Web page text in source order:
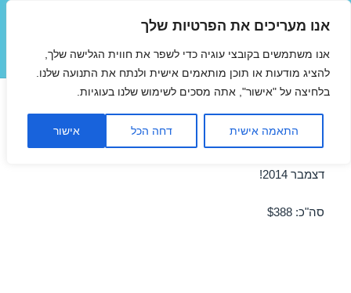
אנו מעריכים את הפרטיות שלך
אנו משתמשים בקובצי עוגיה כדי לשפר את חווית הגלישה שלך,
להציג מודעות או תוכן מותאמים אישית ולנתח את התנועה שלנו.
בלחיצה על "אישור", אתה מסכים לשימוש שלנו בעוגיות.
התאמה אישית דחה הכל אישור
תפריטים
ווידג'טים
טיסה לבריסל 23/12/2014
דצמבר 2014!
סה"כ: $388